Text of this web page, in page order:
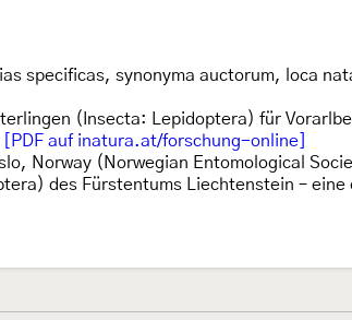
specificas, synonyma auctorum, loca
(Insecta: Lepidoptera) für
[PDF auf inatura.at/forschung-online]
Norway (Norwegian Entomological
des Fürstentums Liechtenstein –